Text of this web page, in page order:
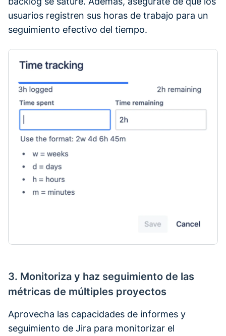
usuarios registren sus horas de trabajo para un
seguimiento efectivo del tiempo.
3. Monitoriza y haz seguimiento de las
métricas de múltiples proyectos
Aprovecha las capacidades de informes y
seguimiento de Jira para monitorizar el